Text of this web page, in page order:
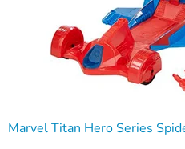
Marvel Titan Hero Series